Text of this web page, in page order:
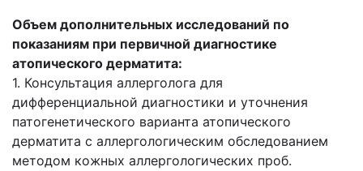
Объем дополнительных исследований по
показаниям при первичной диагностике
атопического дерматита:
1. Консультация аллерголога для
дифференциальной диагностики и уточнения
патогенетического варианта атопического
дерматита с аллергологическим обследованием
методом кожных аллергологических проб.